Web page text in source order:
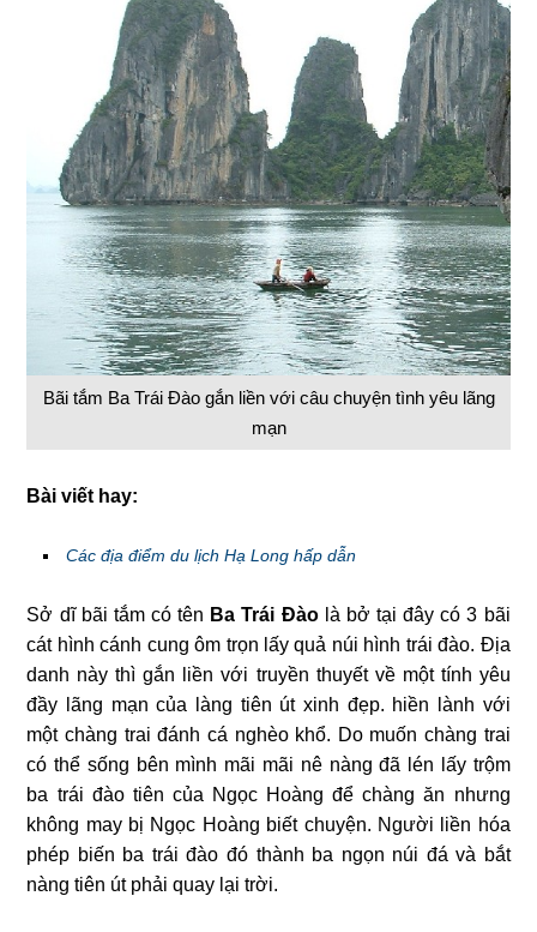
Bãi tắm Ba Trái Đào gắn liền với câu chuyện tình yêu lãng
mạn
Bài viết hay:
Các địa điểm du lịch Hạ Long hấp dẫn
Sở dĩ bãi tắm có tên Ba Trái Đàolà bở tại đây có 3 bãi
cát hình cánh cung ôm trọn lấy quả núi hình trái đào. Địa
danh này thì gắn liền với truyền thuyết về một tính yêu
đầy lãng mạn của làng tiên út xinh đẹp. hiền lành với
một chàng trai đánh cá nghèo khổ. Do muốn chàng trai
có thể sống bên mình mãi mãi nê nàng đã lén lấy trộm
ba trái đào tiên của Ngọc Hoàng để chàng ăn nhưng
không may bị Ngọc Hoàng biết chuyện. Người liền hóa
phép biến ba trái đào đó thành ba ngọn núi đá và bắt
nàng tiên út phải quay lại trời.